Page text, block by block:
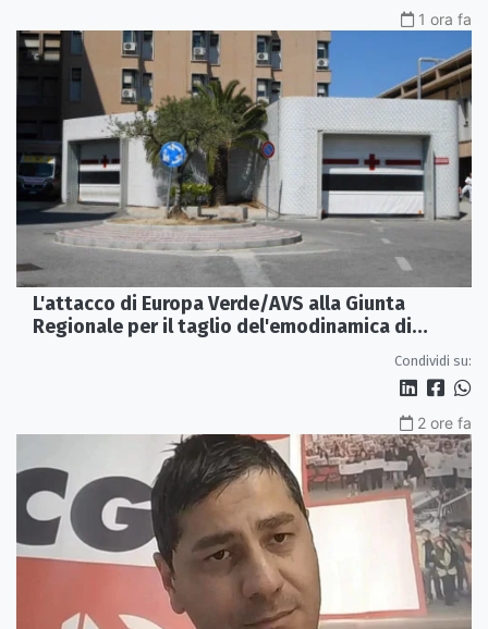
1 ora fa
L'attacco di Europa Verde/AVS alla Giunta
Regionale per il taglio del'emodinamica di
Condividi su:
2 ore fa